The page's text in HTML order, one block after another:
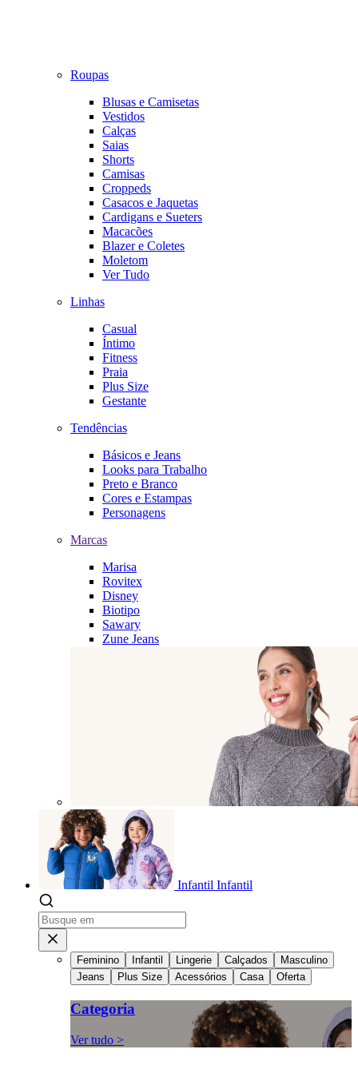
Roupas
Blusas e Camisetas
Vestidos
Calças
Saias
Shorts
Camisas
Croppeds
Casacos e Jaquetas
Cardigans e Sueters
Macacões
Blazer e Coletes
Moletom
Ver Tudo
Linhas
Casual
Íntimo
Fitness
Praia
Plus Size
Gestante
Tendências
Básicos e Jeans
Looks para Trabalho
Preto e Branco
Cores e Estampas
Personagens
Marcas
Marisa
Rovitex
Disney
Biotipo
Sawary
Zune Jeans
Infantil Infantil
Feminino Infantil Lingerie Calçados
Masculino
Jeans
Plus Size Acessórios Casa Oferta
Categoria
Ver tudo >